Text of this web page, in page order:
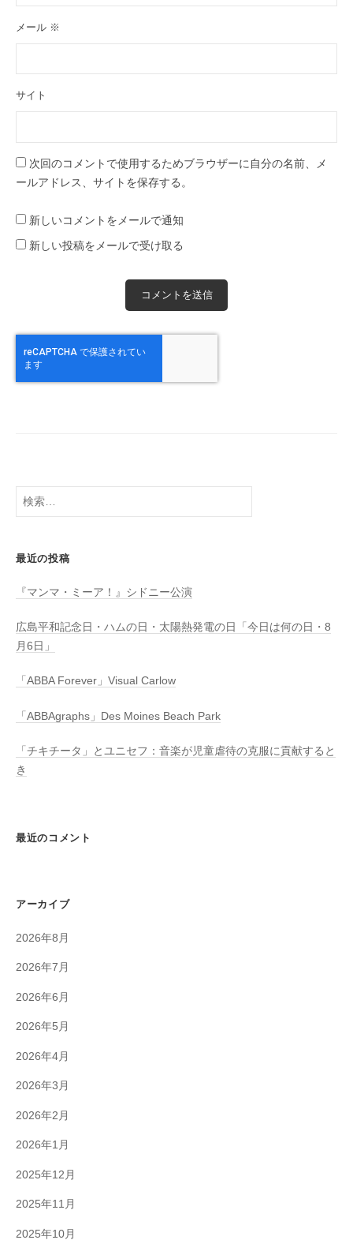
メール ※
サイト
次回のコメントで使用するためブラウザーに自分の名前、メ
ールアドレス、サイトを保存する。
新しいコメントをメールで通知
新しい投稿をメールで受け取る
検
最近の投稿
『マンマ・ミーア！』シドニー公演
広島平和記念日・ハムの日・太陽熱発電の日「今日は何の日・8
月6日」
「ABBA Forever」Visual Carlow
「ABBAgraphs」Des Moines Beach Park
「チキチータ」とユニセフ：音楽が児童虐待の克服に貢献すると
き
最近のコメント
アーカイブ
2026年8月
2026年7月
2026年6月
2026年5月
2026年4月
2026年3月
2026年2月
2026年1月
2025年12月
2025年11月
2025年10月